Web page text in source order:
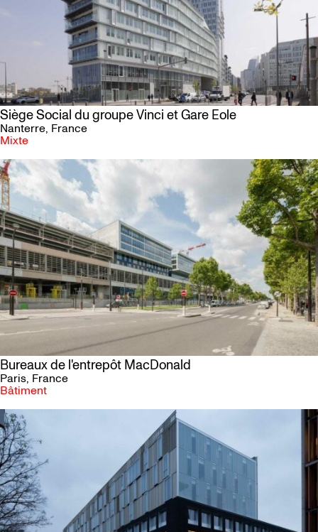
Siège Social du groupe Vinci et Gare Eole
Nanterre, France
Mixte
Bureaux de l'entrepôt MacDonald
Paris, France
Bâtiment